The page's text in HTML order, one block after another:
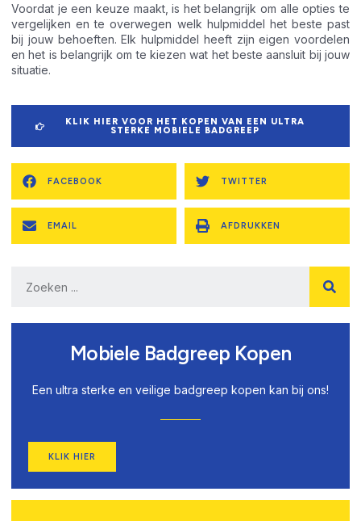
Voordat je een keuze maakt, is het belangrijk om alle opties te
vergelijken en te overwegen welk hulpmiddel het beste past
bij jouw behoeften. Elk hulpmiddel heeft zijn eigen voordelen
en het is belangrijk om te kiezen wat het beste aansluit bij jouw
situatie.
KLIK HIER VOOR HET KOPEN VAN EEN ULTRA
STERKE MOBIELE BADGREEP
FACEBOOK TWITTER
EMAIL AFDRUKKEN
Mobiele Badgreep Kopen
Een ultra sterke en veilige badgreep kopen kan bij ons!
KLIK HIER